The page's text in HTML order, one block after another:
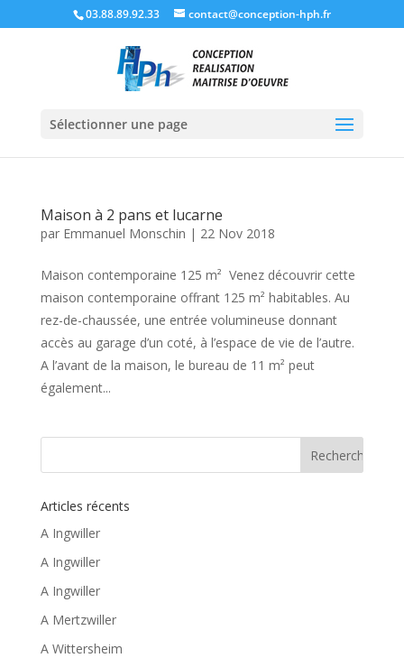
03.88.89.92.33 contact@conception-hph.fr
Sélectionner une page
Maison à 2 pans et lucarne
par Emmanuel Monschin | 22 Nov 2018
Maison contemporaine 125 m² Venez découvrir cette
maison contemporaine offrant 125 m² habitables. Au
rez-de-chaussée, une entrée volumineuse donnant
accès au garage d’un coté, à l’espace de vie de l’autre.
A l’avant de la maison, le bureau de 11 m² peut
également...
Articles récents
A Ingwiller
A Ingwiller
A Ingwiller
A Mertzwiller
A Wittersheim